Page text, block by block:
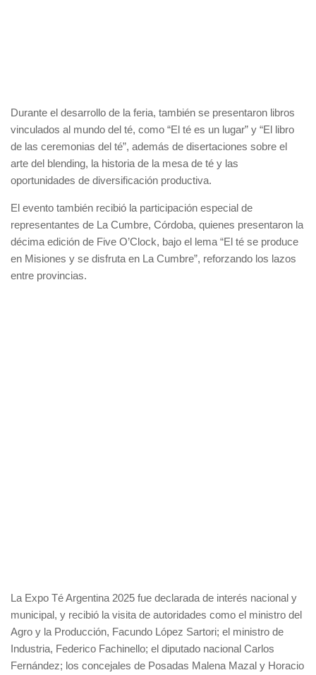
Durante el desarrollo de la feria, también se presentaron libros
vinculados al mundo del té, como “El té es un lugar” y “El libro
de las ceremonias del té”, además de disertaciones sobre el
arte del blending, la historia de la mesa de té y las
oportunidades de diversificación productiva.
El evento también recibió la participación especial de
representantes de La Cumbre, Córdoba, quienes presentaron la
décima edición de Five O’Clock, bajo el lema “El té se produce
en Misiones y se disfruta en La Cumbre”, reforzando los lazos
entre provincias.
La Expo Té Argentina 2025 fue declarada de interés nacional y
municipal, y recibió la visita de autoridades como el ministro del
Agro y la Producción, Facundo López Sartori; el ministro de
Industria, Federico Fachinello; el diputado nacional Carlos
Fernández; los concejales de Posadas Malena Mazal y Horacio